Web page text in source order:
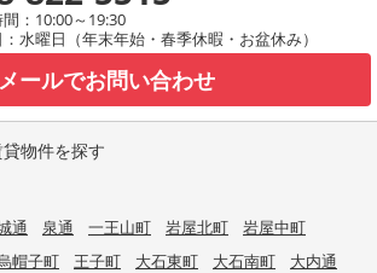
：10:00～19:30
水曜日（年末年始・春季休暇・お盆休み）
メールでお問い合わせ
物件を探す
通 泉通 一王山町 岩屋北町
岩屋中町
帽子町 王子町 大石東町 大石南町
大内通